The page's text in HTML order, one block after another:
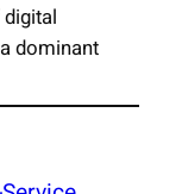
dominant